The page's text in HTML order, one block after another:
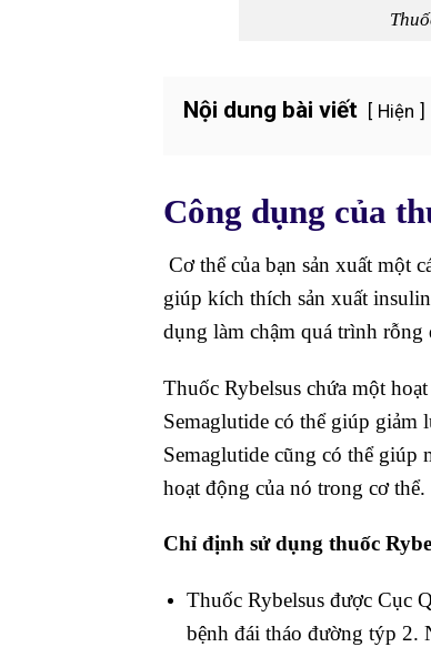
Nội dung bài viết Hiện
Công dụng của
Cơ thể của bạn sản xuất một
giúp kích thích sản xuất
dụng làm chậm quá trình rỗng
Thuốc Rybelsus chứa một
Semaglutide có thể giúp
Semaglutide cũng có thể giúp
hoạt động của nó trong cơ thể.
Chỉ định sử dụng thuốc
Thuốc Rybelsus được Cục
bệnh đái tháo đường týp 2.